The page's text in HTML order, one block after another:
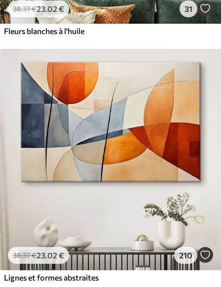
38.37€23.02 € 31
Fleurs blanches à l'huile
38.37€23.02 € 210
Lignes et formes abstraites